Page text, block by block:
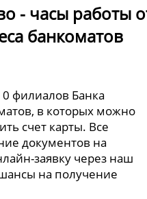
- часы работы
банкоматов
филиалов Банка
в которых можно
счет карты. Все
документов на
заявку через наш
на получение